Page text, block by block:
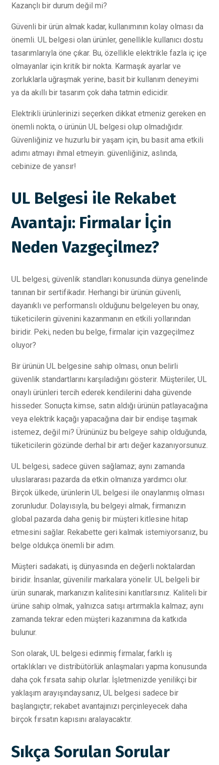
Kazançlı bir durum değil mi?
Güvenli bir ürün almak kadar, kullanımının kolay olması da
önemli. UL belgesi olan ürünler, genellikle kullanıcı dostu
tasarımlarıyla öne çıkar. Bu, özellikle elektrikle fazla iç içe
olmayanlar için kritik bir nokta. Karmaşık ayarlar ve
zorluklarla uğraşmak yerine, basit bir kullanım deneyimi
ya da akıllı bir tasarım çok daha tatmin edicidir.
Elektrikli ürünlerinizi seçerken dikkat etmeniz gereken en
önemli nokta, o ürünün UL belgesi olup olmadığıdır.
Güvenliğiniz ve huzurlu bir yaşam için, bu basit ama etkili
adımı atmayı ihmal etmeyin. güvenliğiniz, aslında,
cebinize de yansır!
UL Belgesi ile Rekabet
Avantajı: Firmalar İçin
Neden Vazgeçilmez?
UL belgesi, güvenlik standları konusunda dünya genelinde
tanınan bir sertifikadır. Herhangi bir ürünün güvenli,
dayanıklı ve performanslı olduğunu belgeleyen bu onay,
tüketicilerin güvenini kazanmanın en etkili yollarından
biridir. Peki, neden bu belge, firmalar için vazgeçilmez
oluyor?
Bir ürünün UL belgesine sahip olması, onun belirli
güvenlik standartlarını karşıladığını gösterir. Müşteriler, UL
onaylı ürünleri tercih ederek kendilerini daha güvende
hisseder. Sonuçta kimse, satın aldığı ürünün patlayacağına
veya elektrik kaçağı yapacağına dair bir endişe taşımak
istemez, değil mi? Ürününüz bu belgeye sahip olduğunda,
tüketicilerin gözünde derhal bir artı değer kazanıyorsunuz.
UL belgesi, sadece güven sağlamaz; aynı zamanda
uluslararası pazarda da etkin olmanıza yardımcı olur.
Birçok ülkede, ürünlerin UL belgesi ile onaylanmış olması
zorunludur. Dolayısıyla, bu belgeyi almak, firmanızın
global pazarda daha geniş bir müşteri kitlesine hitap
etmesini sağlar. Rekabette geri kalmak istemiyorsanız, bu
belge oldukça önemli bir adım.
Müşteri sadakati, iş dünyasında en değerli noktalardan
biridir. İnsanlar, güvenilir markalara yönelir. UL belgeli bir
ürün sunarak, markanızın kalitesini kanıtlarsınız. Kaliteli bir
ürüne sahip olmak, yalnızca satışı artırmakla kalmaz; aynı
zamanda tekrar eden müşteri kazanımına da katkıda
bulunur.
Son olarak, UL belgesi edinmiş firmalar, farklı iş
ortaklıkları ve distribütörlük anlaşmaları yapma konusunda
daha çok fırsata sahip olurlar. İşletmenizde yenilikçi bir
yaklaşım arayışındaysanız, UL belgesi sadece bir
başlangıçtır; rekabet avantajınızı perçinleyecek daha
birçok fırsatın kapısını aralayacaktır.
Sıkça Sorulan Sorular